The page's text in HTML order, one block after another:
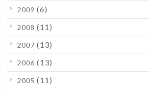
2009 (6)
2008 (11)
2007 (13)
2006 (13)
2005 (11)